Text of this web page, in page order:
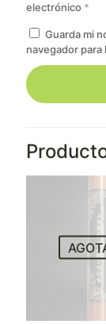
electrónico *
Guarda mi
navegador para